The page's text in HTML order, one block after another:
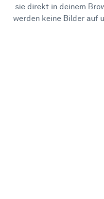
sie direkt in deinem
werden keine Bilder auf